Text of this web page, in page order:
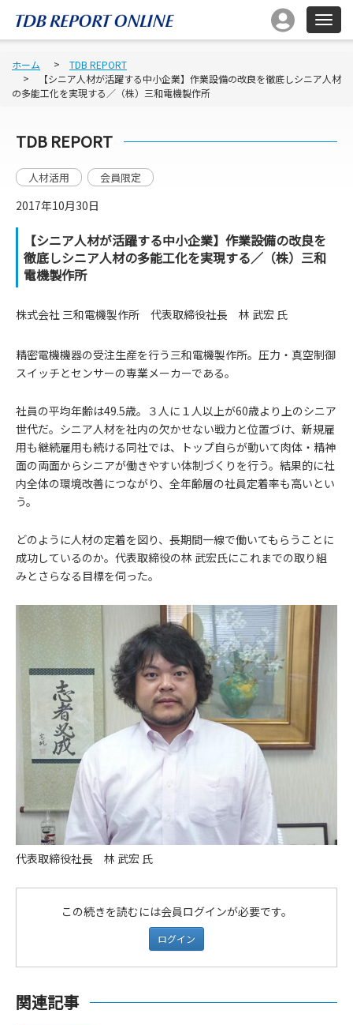
ホーム
TDB REPORT
【シニア人材が活躍する中小企業】作業設備の改良を徹底しシニア人材
の多能工化を実現する／（株）三和電機製作所
TDB REPORT
人材活用 会員限定
2017年10月30日
【シニア人材が活躍する中小企業】作業設備の改良を
徹底しシニア人材の多能工化を実現する／（株）三和
電機製作所
株式会社 三和電機製作所 代表取締役社長 林 武宏 氏
精密電機機器の受注生産を行う三和電機製作所。圧力・真空制御
スイッチとセンサーの専業メーカーである。
社員の平均年齢は49.5歳。３人に１人以上が60歳より上のシニア
世代だ。シニア人材を社内の欠かせない戦力と位置づけ、新規雇
用も継続雇用も続ける同社では、トップ自らが動いて肉体・精神
面の両面からシニアが働きやすい体制づくりを行う。結果的に社
内全体の環境改善につながり、全年齢層の社員定着率も高いとい
う。
どのように人材の定着を図り、長期間一線で働いてもらうことに
成功しているのか。代表取締役の林 武宏氏にこれまでの取り組
みとさらなる目標を伺った。
代表取締役社長 林 武宏 氏
この続きを読むには会員ログインが必要です。
ログイン
関連記事